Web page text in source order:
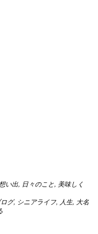
想い出, 日々のこと, 美味しく
グ, シニアライフ, 人生, 大名